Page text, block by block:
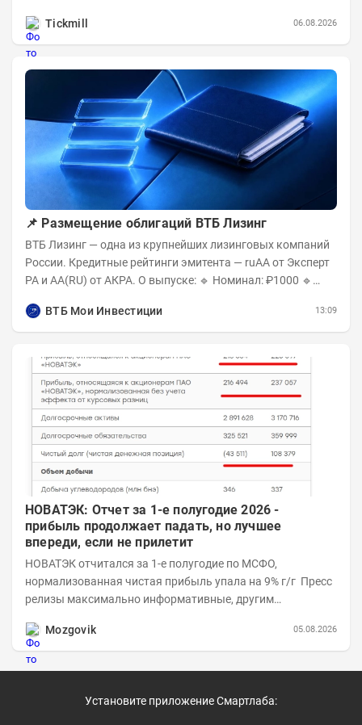
Tickmill
06.08.2026
📌 Размещение облигаций ВТБ Лизинг
ВТБ Лизинг — одна из крупнейших лизинговых компаний
России. Кредитные рейтинги эмитента — ruAA от Эксперт
РА и AA(RU) от АКРА. О выпуске: 🔹 Номинал: ₽1000 🔹
ВТБ Мои Инвестиции
13:09
НОВАТЭК: Отчет за 1-е полугодие 2026 -
прибыль продолжает падать, но лучшее
впереди, если не прилетит
НОВАТЭК отчитался за 1-е полугодие по МСФО,
нормализованная чистая прибыль упала на 9% г/г Пресс
релизы максимально информативные, другим
Mozgovik
05.08.2026
Установите приложение Смартлаба: